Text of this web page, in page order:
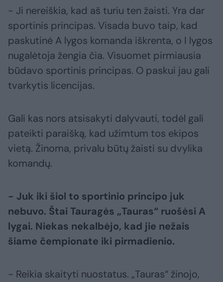
- Ji nereiškia, kad aš turiu ten žaisti. Yra dar
sportinis principas. Visada buvo taip, kad
paskutinė A lygos komanda iškrenta, o I lygos
nugalėtoja žengia čia. Visuomet pirmiausia
būdavo sportinis principas. O paskui jau gali
tvarkytis licencijas.
Gali kas nors atsisakyti dalyvauti, todėl gali
pateikti paraišką, kad užimtum tos ekipos
vietą. Žinoma, privalu būtų žaisti su dvylika
komandų.
- Juk iki šiol to sportinio principo juk
nebuvo. Štai Tauragės „Tauras“ ruošėsi A
lygai. Niekas nekalbėjo, kad jie nežais
šiame čempionate iki pirmadienio.
- Reikia skaityti nuostatus. „Tauras“ žinojo,